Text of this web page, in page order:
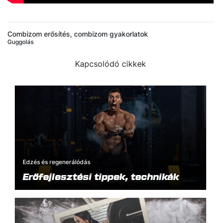
Combizom erősítés, combizom gyakorlatok
Edzés és regenerálódás
Erőfejlesztési tippek, technikák